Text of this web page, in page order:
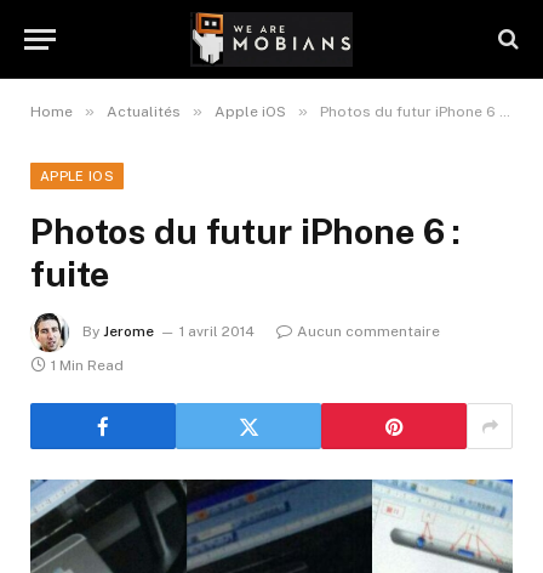
Home » Actualités » Apple iOS » Photos du futur iPhone 6 : fuite
APPLE IOS
Photos du futur iPhone 6 :
fuite
By Jerome 1 avril 2014
Aucun commentaire
1 Min Read